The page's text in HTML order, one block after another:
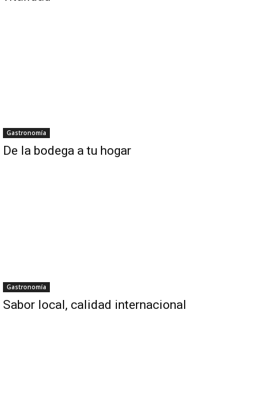
Gastronomía
De la bodega a tu hogar
Gastronomía
Sabor local, calidad internacional